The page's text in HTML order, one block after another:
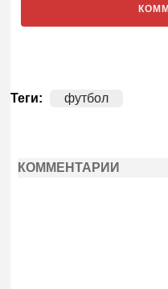
Теги: футбол
КОММЕНТАРИИ